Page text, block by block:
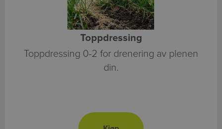
Toppdressing
Toppdressing 0-2 for drenering av plenen
din.